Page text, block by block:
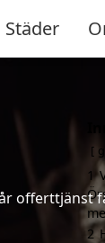
Städer
offerttjänst
1
2